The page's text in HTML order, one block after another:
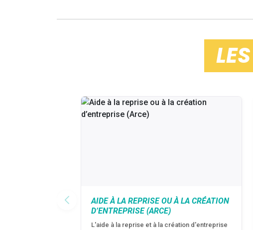
AIDE À LA REPRISE OU À LA CRÉATION
D’ENTREPRISE (ARCE)
L'aide à la reprise et à la création d'entreprise